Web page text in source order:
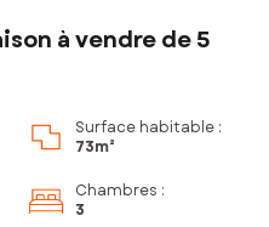
à vendre de 5
Surface habitable :
73m²
Chambres :
3